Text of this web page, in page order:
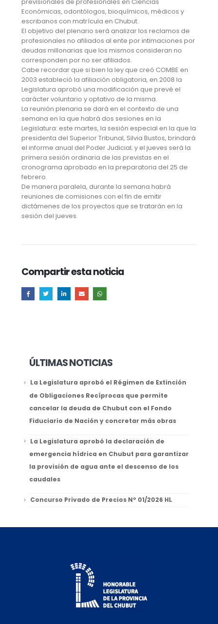
Económicas, odontólogos, bioquímicos, médicos y
escribanos con matrícula en Chubut.
El objetivo del plenario será analizar los reclamos de
profesionales no afiliados al ente por intimaciones por
deudas millonarias que los mismos consideran no
corresponden por no ser afiliados.
Cabe recordar que si bien la ley que creó COMBE en
2003 estableció la afiliación obligatoria, en 2008 la
Legislatura aprobó una modificación que prevé el
carácter voluntario y optativo de la misma.
La reunión plenaria se dará en el contexto de una
semana en la que habrá dos sesiones en la
Legislatura: este martes, la sesión especial en la que la
presidenta del Superior Tribunal, Silvia Bustos, brindará
el informe anual del Poder Judicial; y el jueves será la
primera sesión ordinaria de las previstas en el
cronograma aprobado en la preparatoria del 25 de
febrero.
De manera paralela, durante la semana habrá
reuniones de comisiones con el fin de emitir
dictámenes de los proyectos que se tratarán en la
sesión del jueves.
Compartir esta noticia
ÚLTIMAS NOTICIAS
La Legislatura aprobó el Régimen de Extinción
de Obligaciones Recíprocas que permite
cancelar la deuda de Chubut con el Fondo
Fiduciario de Nación y concretar más obras
La Legislatura aprobó la declaración de
emergencia hídrica en Chubut para garantizar
la provisión de agua ante el descenso de los
caudales
Concurso Privado de Precios Nº 01/2026 HL